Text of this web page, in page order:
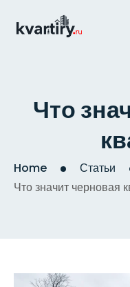
Что
Home
Статьи
Что значит черновая